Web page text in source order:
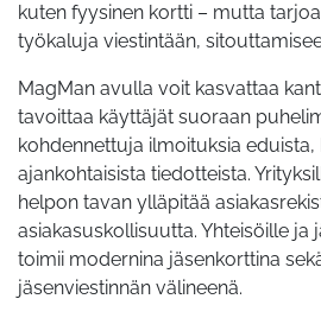
kuten fyysinen kortti – mutta
työkaluja viestintään,
MagMan avulla voit kasvattaa
tavoittaa käyttäjät suoraan
kohdennettuja ilmoituksia
ajankohtaisista tiedotteista.
helpon tavan ylläpitää
asiakasuskollisuutta. Yhteisöille ja
toimii modernina jäsenkorttina
jäsenviestinnän välineenä.